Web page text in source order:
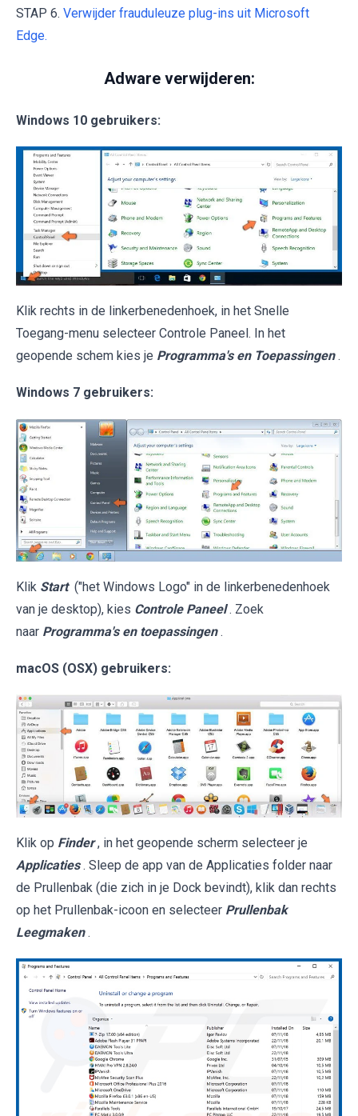
STAP 6. Verwijder frauduleuze plug-ins uit Microsoft
Edge.
Adware verwijderen:
Windows 10 gebruikers:
Klik rechts in de linkerbenedenhoek, in het Snelle
Toegang-menu selecteer Controle Paneel. In het
geopende schem kies je Programma's en Toepassingen .
Windows 7 gebruikers:
Klik Start ("het Windows Logo" in de linkerbenedenhoek
van je desktop), kies Controle Paneel . Zoek
naar Programma's en toepassingen .
macOS (OSX) gebruikers:
Klik op Finder , in het geopende scherm selecteer je
Applicaties . Sleep de app van de Applicaties folder naar
de Prullenbak (die zich in je Dock bevindt), klik dan rechts
op het Prullenbak-icoon en selecteer Prullenbak
Leegmaken .